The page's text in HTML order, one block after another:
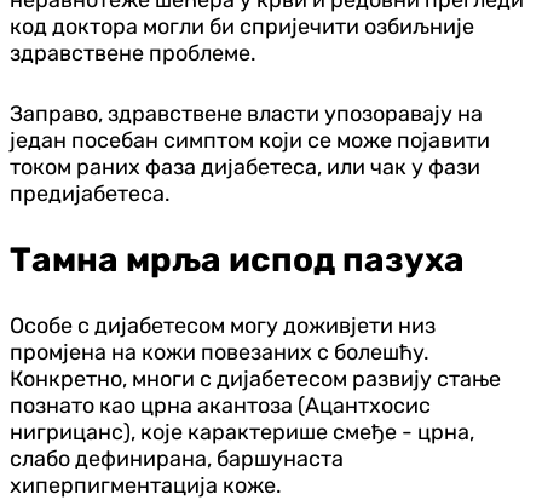
код доктора могли би спријечити озбиљније
здравствене проблеме.
Заправо, здравствене власти упозоравају на
један посебан симптом који се може појавити
током раних фаза дијабетеса, или чак у фази
предијабетеса.
Тамна мрља испод пазуха
Особе с дијабетесом могу доживјети низ
промјена на кожи повезаних с болешћу.
Конкретно, многи с дијабетесом развију стање
познато као црна акантоза (Ацантхосис
нигрицанс), које карактерише смеђе - црна,
слабо дефинирана, баршунаста
хиперпигментација коже.